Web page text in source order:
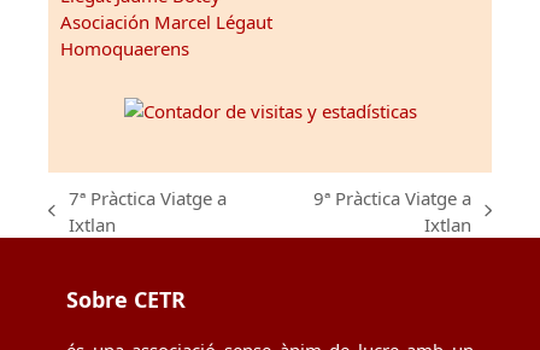
Asociación Marcel Légaut
Homoquaerens
previous
7ª Pràctica Viatge a
Ixtlan
9ª Pràctica Viatge a
Ixtlan
Sobre CETR